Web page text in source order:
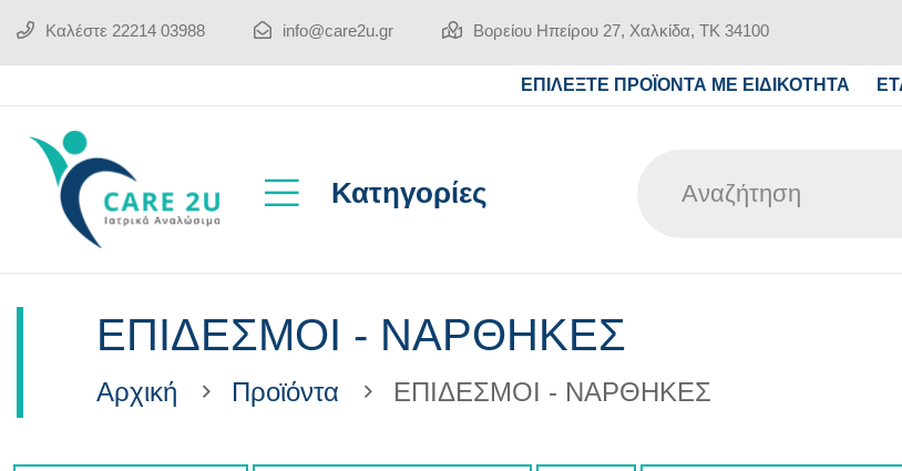
Καλέστε 22214 03988 info@care2u.gr Βορείου Ηπείρου 27, Χαλκίδα, ΤΚ 34100
ΕΠΙΛΕΞΤΕ ΠΡΟΪΟΝΤΑ ΜΕ ΕΙΔΙΚΟΤΗΤΑ
Κατηγορίες
ΕΠΙΔΕΣΜΟΙ - ΝΑΡΘΗΚΕΣ
Αρχική Προϊόντα ΕΠΙΔΕΣΜΟΙ - ΝΑΡΘΗΚΕΣ